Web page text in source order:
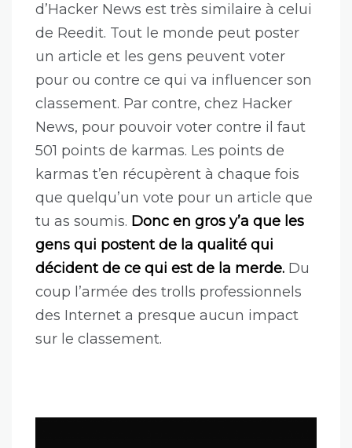
d’Hacker News est très similaire à celui
de Reedit. Tout le monde peut poster
un article et les gens peuvent voter
pour ou contre ce qui va influencer son
classement. Par contre, chez Hacker
News, pour pouvoir voter contre il faut
501 points de karmas. Les points de
karmas t’en récupèrent à chaque fois
que quelqu’un vote pour un article que
tu as soumis. Donc en gros y’a que les
gens qui postent de la qualité qui
décident de ce qui est de la merde. Du
coup l’armée des trolls professionnels
des Internet a presque aucun impact
sur le classement.